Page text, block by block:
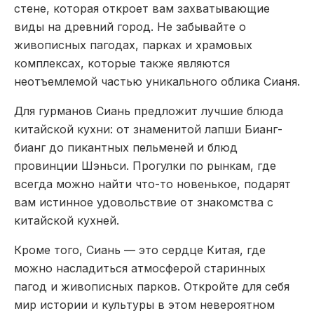
стене, которая откроет вам захватывающие
виды на древний город. Не забывайте о
живописных пагодах, парках и храмовых
комплексах, которые также являются
неотъемлемой частью уникального облика Сианя.
Для гурманов Сиань предложит лучшие блюда
китайской кухни: от знаменитой лапши Бианг-
бианг до пикантных пельменей и блюд
провинции Шэньси. Прогулки по рынкам, где
всегда можно найти что-то новенькое, подарят
вам истинное удовольствие от знакомства с
китайской кухней.
Кроме того, Сиань — это сердце Китая, где
можно насладиться атмосферой старинных
пагод и живописных парков. Откройте для себя
мир истории и культуры в этом невероятном